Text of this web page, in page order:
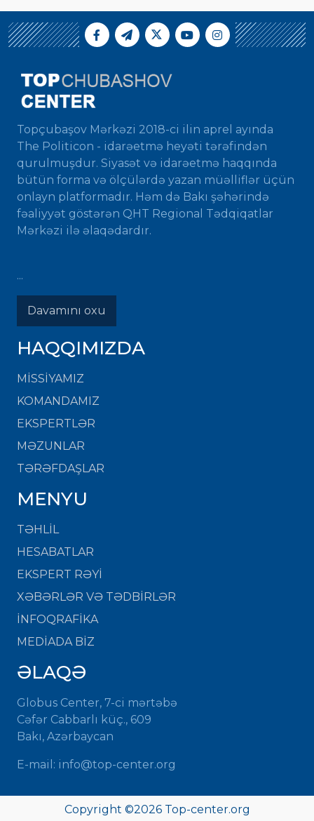
Topçubaşov Mərkəzi 2018-ci ilin aprel ayında
The Politicon - idarəetmə heyəti tərəfindən
qurulmuşdur. Siyasət və idarəetmə haqqında
bütün forma və ölçülərdə yazan müəlliflər üçün
onlayn platformadır. Həm də Bakı şəhərində
fəaliyyət göstərən QHT Regional Tədqiqatlar
Mərkəzi ilə əlaqədardır.
...
Davamını oxu
HAQQIMIZDA
MISSIYAMIZ
KOMANDAMIZ
EKSPERTLƏR
MƏZUNLAR
TƏRƏFDAŞLAR
MENYU
TƏHLİL
HESABATLAR
EKSPERT RƏYİ
XƏBƏRLƏR VƏ TƏDBİRLƏR
İNFOQRAFİKA
MEDİADA BİZ
ƏLAQƏ
Globus Center, 7-ci mərtəbə
Cəfər Cabbarlı küç., 609
Bakı, Azərbaycan
E-mail: info@top-center.org
Copyright ©2026 Top-center.org